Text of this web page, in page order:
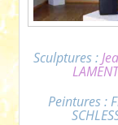
Sculptures :
Peintures :